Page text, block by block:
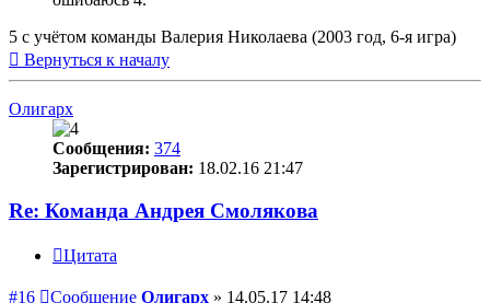
5 с учётом команды Валерия Николаева (2003 год, 6-я игра)
Вернуться к началу
Олигарх
Сообщения: 374
Зарегистрирован: 18.02.16 21:47
Re: Команда Андрея Смолякова
Цитата
#16 Сообщение Олигарх » 14.05.17 14:48